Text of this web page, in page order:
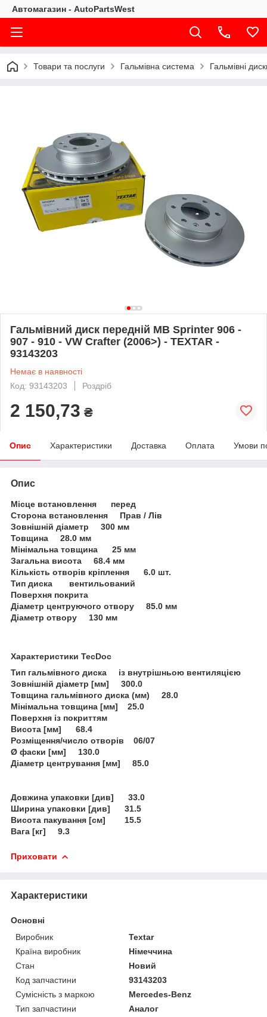
Автомагазин - AutoPartsWest
Товари та послуги Гальмівна система Гальмівні
Гальмівний диск передній MB Sprinter 906 -
907 - 910 - VW Crafter (2006>) - TEXTAR -
93143203
Немає в наявності
Код: 93143203
Роздріб
2 150,73 ₴
Опис Характеристики Доставка Оплата Умови
Опис
Місце встановлення перед
Сторона встановлення Прав / Лів
Зовнішній діаметр 300 мм
Товщина 28.0 мм
Мінімальна товщина 25 мм
Загальна висота 68.4 мм
Кількість отворів кріплення 6.0 шт.
Тип диска вентильований
Поверхня покрита
Діаметр центруючого отвору 85.0 мм
Діаметр отвору 130 мм
Характеристики TecDoc
Тип гальмівного диска із внутрішньою вентиляцією
Зовнішній діаметр [мм] 300.0
Товщина гальмівного диска (мм) 28.0
Мінімальна товщина [мм] 25.0
Поверхня із покриттям
Висота [мм] 68.4
Розміщення/число отворів 06/07
Ø фаски [мм] 130.0
Діаметр центрування [мм] 85.0
Довжина упаковки [див] 33.0
Ширина упаковки [див] 31.5
Висота пакування [см] 15.5
Вага [кг] 9.3
Приховати
Характеристики
Основні
Виробник
Textar
Країна виробник
Німеччина
Стан
Новий
Код запчастини
93143203
Сумісність з маркою
Mercedes-Benz
Тип запчастини
Аналог